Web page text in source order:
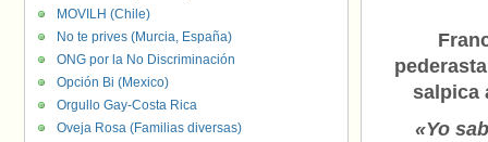
salpica
«Yo
MOVILH (Chile)
No te prives (Murcia, España)
ONG por la No Discriminación
Opción Bi (Mexico)
Orgullo Gay-Costa Rica
Oveja Rosa (Familias diversas)